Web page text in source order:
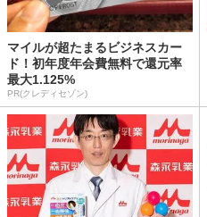
マイルが超たまるビジネスカー
ド！初年度年会費無料で還元率
最大1.125%
PR(クレディセゾン)